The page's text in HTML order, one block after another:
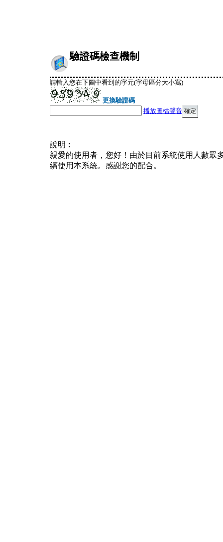
驗證碼檢查機制
請輸入您在下圖中看到的字元(字母區分大小寫)
更換驗證碼
播放圖檔聲音
說明︰
親愛的使用者，您好！由於目前系統使用人數眾
續使用本系統。感謝您的配合。